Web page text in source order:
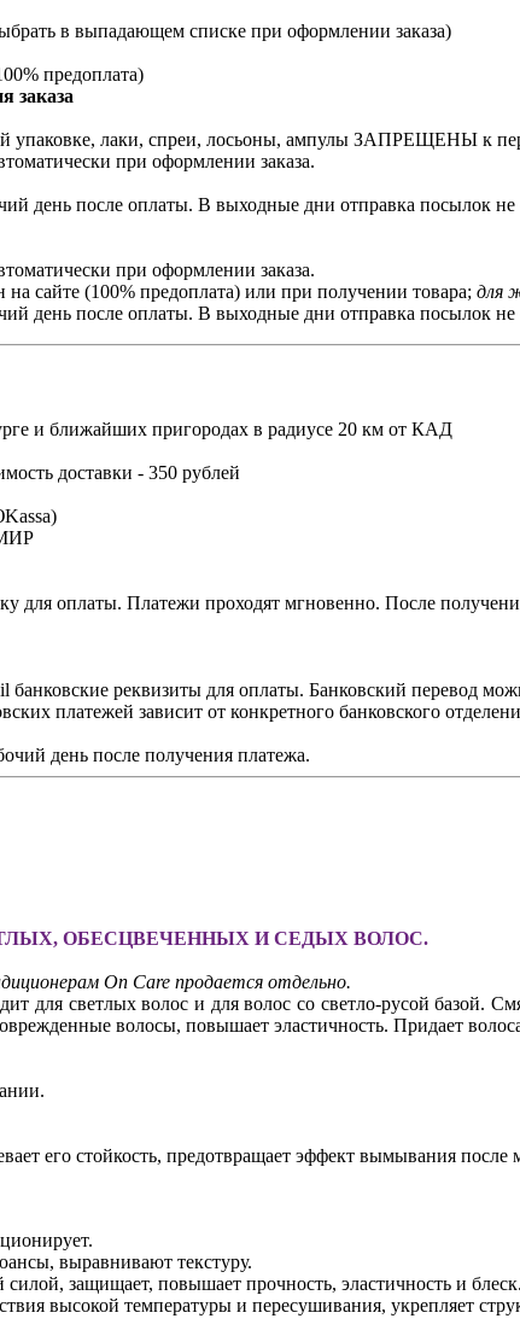
в выпадающем списке при оформлении заказа)
предоплата)
заказа
упаковке, лаки, спреи, лосьоны, ампулы ЗАПРЕЩЕНЫ к
при оформлении заказа.
день после оплаты. В выходные дни отправка посылок не
при оформлении заказа.
на сайте (100% предоплата) или при получении товара; для
день после оплаты. В выходные дни отправка посылок не
и ближайших пригородах в радиусе 20 км от КАД
доставки - 350 рублей
оплаты. Платежи проходят мгновенно. После
реквизиты для оплаты. Банковский перевод
платежей зависит от конкретного банковского
день после получения платежа.
ОБЕСЦВЕЧЕННЫХ И СЕДЫХ ВОЛОС.
On Care продается отдельно.
для светлых волос и для волос со светло-русой базой.
волосы, повышает эластичность. Придает
его стойкость, предотвращает эффект вымывания после
выравнивают текстуру.
защищает, повышает прочность, эластичность и блеск.
высокой температуры и пересушивания, укрепляет